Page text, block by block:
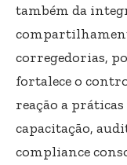
também da
corregedorias,
fortalece o
reação a
capacitação,
compliance